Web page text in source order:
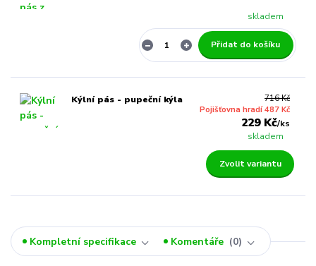
skladem
Přidat do košíku
Kýlní pás - pupeční kýla
716 Kč
Pojišťovna hradí 487 Kč
229 Kč/ks
skladem
Zvolit variantu
Kompletní specifikace Komentáře 0